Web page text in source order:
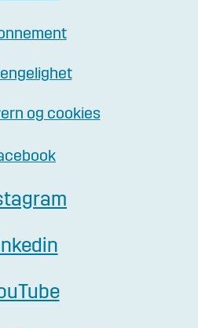
og cookies